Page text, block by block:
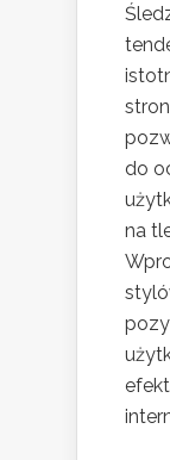
do
na